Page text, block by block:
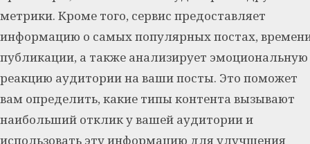
метрики. Кроме того, сервис предоставляет
информацию о самых популярных постах,
публикации, а также анализирует эмоциональную
реакцию аудитории на ваши посты. Это поможет
вам определить, какие типы контента вызывают
наибольший отклик у вашей аудитории и
использовать эту информацию для улучшения